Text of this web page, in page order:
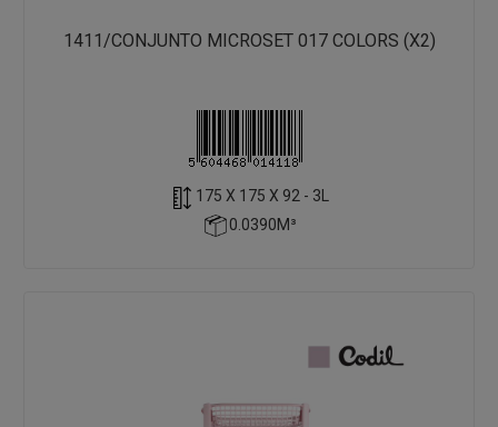
1411/CONJUNTO MICROSET 017 COLORS (X2)
175 X 175 X 92 - 3L
0.0390M³